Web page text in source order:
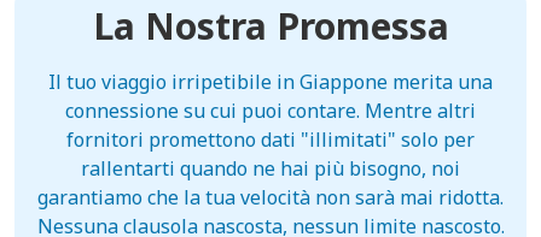
La Nostra Promessa
Il tuo viaggio irripetibile in Giappone merita una
connessione su cui puoi contare. Mentre altri
fornitori promettono dati "illimitati" solo per
rallentarti quando ne hai più bisogno, noi
garantiamo che la tua velocità non sarà mai ridotta.
Nessuna clausola nascosta, nessun limite nascosto.